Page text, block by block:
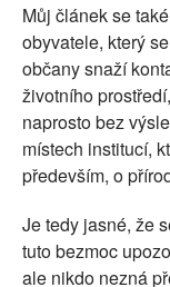
Můj článek se
obyvatele, který
občany snaží
životního
naprosto bez
místech institucí,
především, o
Je tedy jasné, že
tuto bezmoc
ale nikdo nezná